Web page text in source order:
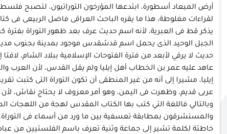
أرض الميعاد أسطورة، ابتدعها المؤرخون التوراتيون، لتصبح
لقراءات مغلوطة، هذا ما يقره الباحث العراقى فاضل
يذكر قط فى العبرية، لأنه اسم حديث عرف بعد ظهور التوراة بفترة
الجبل الوحيد الذى يحمل اسم قدشقدس موجود بمدينة بجنوب
عاهد عليه عمر بن الخطاب أهل إيليا ولم يقل القدس، لأن العرب
عربى قديم، وظهرت فى اليمن، وهو أمر معروف لا يحتاج نقاش، لأن
وبالتالي فاللغة التي كتب بها الكتاب المقدس لهجة من اللهجات
والمستشرقون بمطابقة تعسفية بين ما ورد من أسماء فى
خاطئة لكلمة تشير إلى جماعة وثنية تعرف باسم الفلستيين من